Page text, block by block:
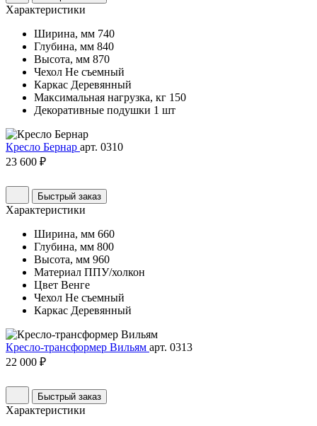
Характеристики
Ширина, мм 740
Глубина, мм 840
Высота, мм 870
Чехол Не съемный
Каркас Деревянный
Максимальная нагрузка, кг 150
Декоративные подушки 1 шт
Кресло Бернар арт. 0310
23 600 ₽
Быстрый заказ
Характеристики
Ширина, мм 660
Глубина, мм 800
Высота, мм 960
Материал ППУ/холкон
Цвет Венге
Чехол Не съемный
Каркас Деревянный
Кресло-трансформер Вильям арт. 0313
22 000 ₽
Быстрый заказ
Характеристики